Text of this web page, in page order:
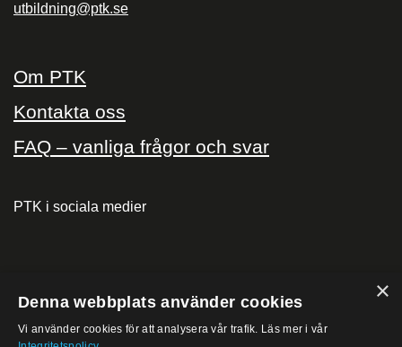
utbildning@ptk.se
Om PTK
Kontakta oss
FAQ – vanliga frågor och svar
PTK i sociala medier
PTK på ×
Denna webbplats använder cookies
Vi använder cookies för att analysera vår trafik. Läs mer i vår